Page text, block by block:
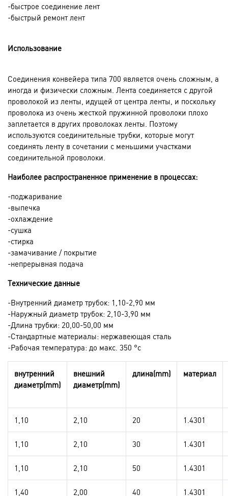
-быстрое соединение лент
-быстрый ремонт лент
Использование
Соединения конвейера типа 700 является очень сложным, а
иногда и физически сложным. Лента соединяется с другой
проволокой из ленты, идущей от центра ленты, и поскольку
проволока из очень жесткой пружинной проволоки плохо
заплетается в других проволоках ленты. Поэтому
используются соединительные трубки, которые могут
соединять ленту в сочетании с меньшими участками
соединительной проволоки.
Наиболее распространенное применение в процессах:
-поджаривание
-выпечка
-охлаждение
-сушка
-стирка
-замачивание / покрытие
-непрерывная подача
Технические данные
-Внутренний диаметр трубок: 1,10-2,90 мм
-Наружный диаметр трубок: 2,10-3,90 мм
-Длина трубки: 20,00-50,00 мм
-Стандартные материалы: нержавеющая сталь
-Рабочая температура: до макс. 350 °c
внутренний
диаметр(mm)
внешний
диаметр(mm)
длина(mm) материал
1,10 2,10 20 1.4301
1,10 2,10 30 1.4301
1,10 2,10 50 1.4301
1,40 2,00 40 1.4301